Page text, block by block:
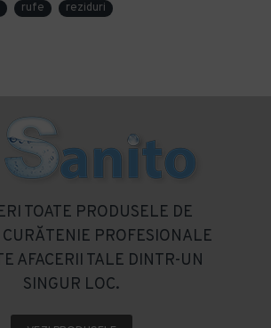
rufe reziduri
TOATE PRODUSELE DE
CURĂTENIE PROFESIONALE
AFACERII TALE DINTR-UN
SINGUR LOC.